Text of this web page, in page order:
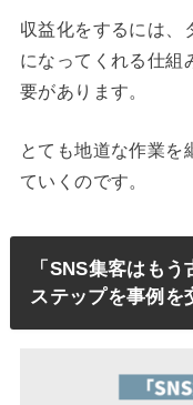
収益化をするには、
になってくれる仕組
要があります。
とても地道な作業を
ていくのです。
「SNS集客はも
ステップを事例を